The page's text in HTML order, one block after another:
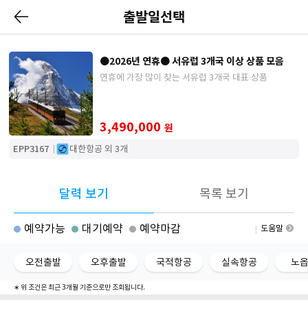
출발일선택
●2026년 연휴● 서유럽 3개국 이상 상품 모음
연휴에 가장 많이 찾는 서유럽 3개국 대표 상품
3,490,000 원
EPP3167 대한항공 외 3개
달력 보기 목록 보기
예약가능 대기예약 예약마감 도움말
오전출발 오후출발 국적항공 실속항공 노
∗ 위 조건은 최근 3개월 기준으로만 조회됩니다.